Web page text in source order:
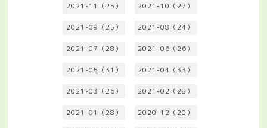
2021-11（25） 2021-10（27）
2021-09（25） 2021-08（24）
2021-07（28） 2021-06（26）
2021-05（31） 2021-04（33）
2021-03（26） 2021-02（28）
2021-01（28） 2020-12（20）